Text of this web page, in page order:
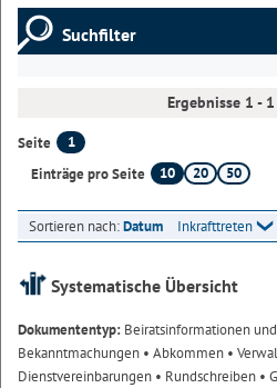
Suchfilter
Ergebnisse 1 -
Seite
1
Einträge pro Seite
10 20 50
Sortieren nach:Datum Inkrafttreten
Systematische Übersicht
Dokumententyp: Beiratsinformationen
Bekanntmachungen • Abkommen •
Dienstvereinbarungen • Rundschreiben •